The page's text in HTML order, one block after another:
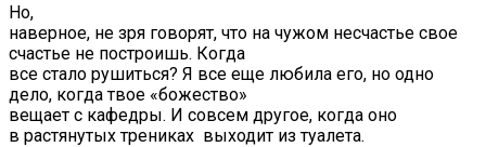
Но,
наверное, не зря говорят, что на чужом несчастье свое
счастье не построишь. Когда
все стало рушиться? Я все еще любила его, но одно
дело, когда твое «божество»
вещает с кафедры. И совсем другое, когда оно
в растянутых трениках выходит из туалета.